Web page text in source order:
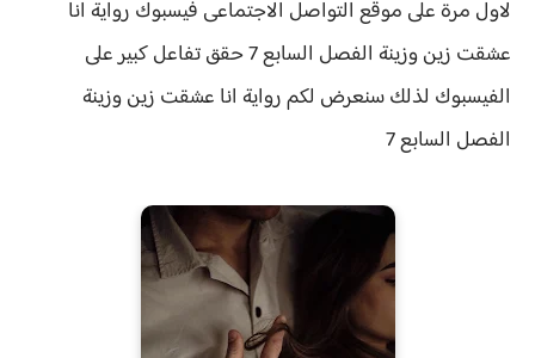
لاول مرة على موقع التواصل الاجتماعى فيسبوك رواية انا
عشقت زين وزينة الفصل السابع 7 حقق
تفاعل كبير على
الفيسبوك لذلك سنعرض لكمرواية انا عشقت زين وزينة
الفصل السابع 7